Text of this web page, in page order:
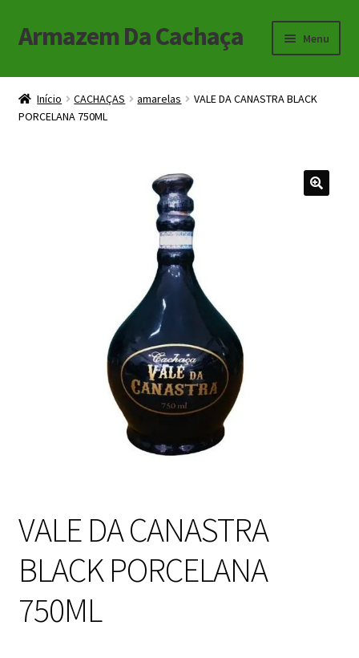
Pular
para
Pular
para
conteúdo
Armazem Da Cachaça Menu
Início
Carrinho
Início CACHAÇAS amarelas
VALE DA CANASTRA BLACK
PORCELANA 750ML
VALE DA CANASTRA
BLACK PORCELANA
750ML